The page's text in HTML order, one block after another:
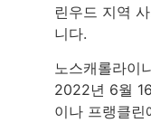
린우드 지역
니다.
노스캐롤라이
2022년 6월
이나 프랭클